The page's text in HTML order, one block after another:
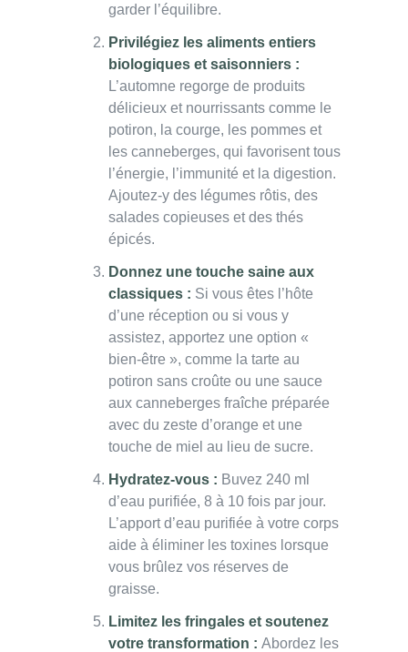
garder l’équilibre.
Privilégiez les aliments entiers
biologiques et saisonniers :
L’automne regorge de produits
délicieux et nourrissants comme le
potiron, la courge, les pommes et
les canneberges, qui favorisent tous
l’énergie, l’immunité et la digestion.
Ajoutez-y des légumes rôtis, des
salades copieuses et des thés
épicés.
Donnez une touche saine aux
classiques : Si vous êtes l’hôte
d’une réception ou si vous y
assistez, apportez une option «
bien-être », comme la tarte au
potiron sans croûte ou une sauce
aux canneberges fraîche préparée
avec du zeste d’orange et une
touche de miel au lieu de sucre.
Hydratez-vous : Buvez 240 ml
d’eau purifiée, 8 à 10 fois par jour.
L’apport d’eau purifiée à votre corps
aide à éliminer les toxines lorsque
vous brûlez vos réserves de
graisse.
Limitez les fringales et soutenez
votre transformation : Abordez les